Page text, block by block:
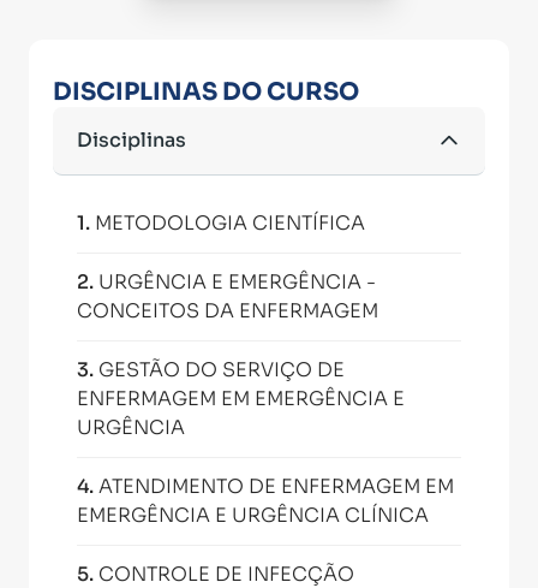
DISCIPLINAS DO CURSO
Disciplinas
1. METODOLOGIA CIENTÍFICA
2. URGÊNCIA E EMERGÊNCIA -
CONCEITOS DA ENFERMAGEM
3. GESTÃO DO SERVIÇO DE
ENFERMAGEM EM EMERGÊNCIA E
URGÊNCIA
4.ATENDIMENTO DE ENFERMAGEM EM
EMERGÊNCIA E URGÊNCIA CLÍNICA
5. CONTROLE DE INFECÇÃO